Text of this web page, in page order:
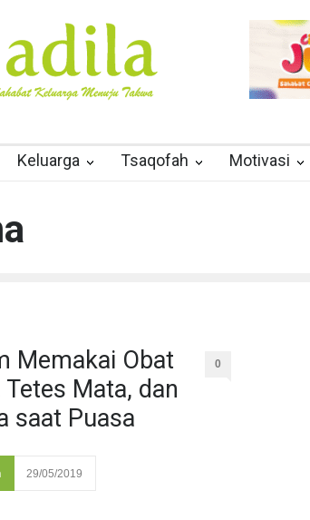
Keluarga Tsaqofah Motivasi
Memakai Obat
Mata, dan
saat Puasa
0
29/05/2019